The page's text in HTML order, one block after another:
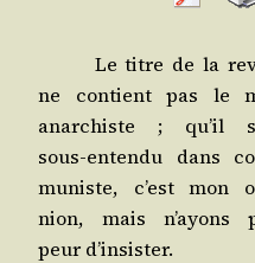
Le titre de la
ne contient pas le
anar­chiste ; qu’il
sous-enten­du dans
mu­niste, c’est mon
nion, mais n’ayons
peur d’insister.